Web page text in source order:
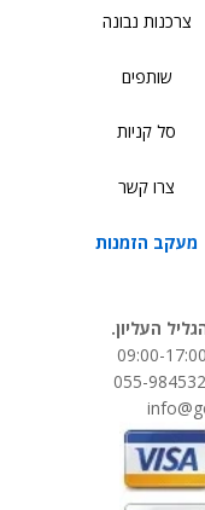
צרכנות נבונה
שותפים
סל קניות
צרו קשר
מעקב הזמנות
העליון.